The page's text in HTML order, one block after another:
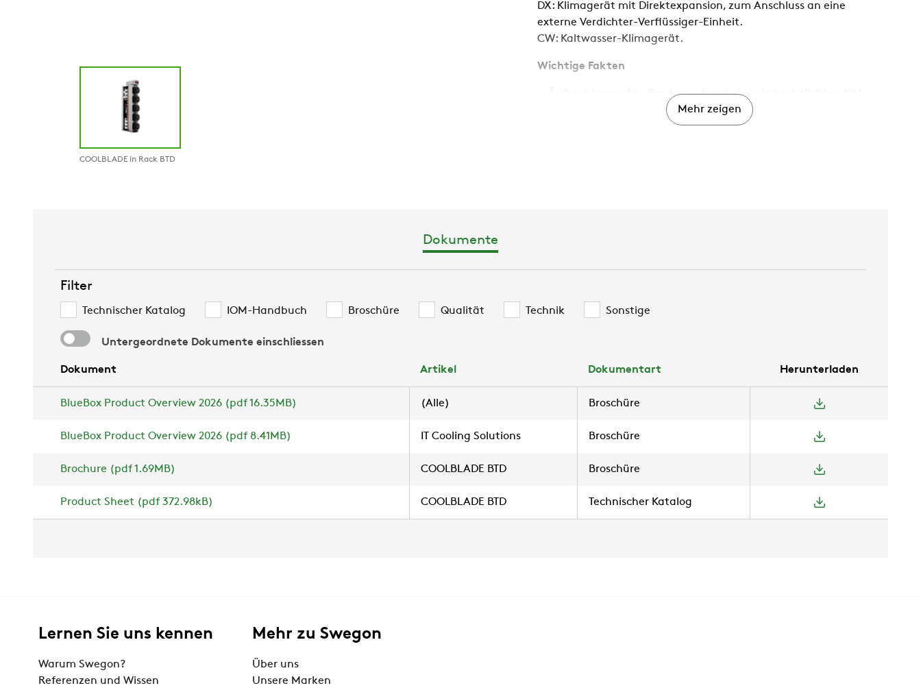
COOLBLADE in Rack BTD
DX: Klimagerät mit Direktexpansion, zum Anschluss an eine
externe Verdichter-Verflüssiger-Einheit.
CW: Kaltwasser-Klimagerät.
Wichtige Fakten
Äußerst kompakte Bauform, damit sie in jedes beliebige 42U-
(oder größere) Rack passen
Anwendungsflexibilität (Versionen mit gekühltem Wasser und
Mehr zeigen
Dokumente
Filter
Technischer Katalog IOM-Handbuch Broschüre Qualität Technik Sonstige
Untergeordnete Dokumente einschliessen
Dokument Artikel Dokumentart Herunterladen
BlueBox Product Overview 2026 (pdf 16.35MB) (Alle) Broschüre
BlueBox Product Overview 2026 (pdf 8.41MB) IT Cooling Solutions Broschüre
Brochure (pdf 1.69MB) COOLBLADE BTD Broschüre
Product Sheet (pdf 372.98kB) COOLBLADE BTD Technischer Katalog
Lernen Sie uns kennen
Warum Swegon?
Referenzen und Wissen
Mehr zu Swegon
Über uns
Unsere Marken